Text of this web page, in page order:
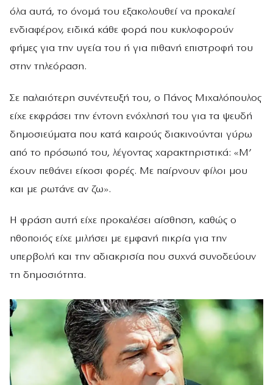
όλα αυτά, το όνομά του εξακολουθεί να προκαλεί
ενδιαφέρον, ειδικά κάθε φορά που κυκλοφορούν
φήμες για την υγεία του ή για πιθανή επιστροφή του
στην τηλεόραση.
Σε παλαιότερη συνέντευξή του, ο Πάνος Μιχαλόπουλος
είχε εκφράσει την έντονη ενόχλησή του για τα ψευδή
δημοσιεύματα που κατά καιρούς διακινούνται γύρω
από το πρόσωπό του, λέγοντας χαρακτηριστικά: «Μ’
έχουν πεθάνει είκοσι φορές. Με παίρνουν φίλοι μου
και με ρωτάνε αν ζω».
Η φράση αυτή είχε προκαλέσει αίσθηση, καθώς ο
ηθοποιός είχε μιλήσει με εμφανή πικρία για την
υπερβολή και την αδιακρισία που συχνά συνοδεύουν
τη δημοσιότητα.